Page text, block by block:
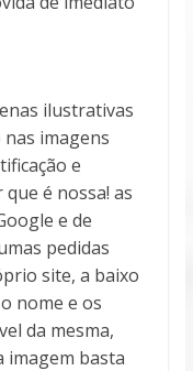
ilustrativas
imagens
e
é nossa! as
e de
pedidas
site, a baixo
nome e os
da mesma,
imagem basta